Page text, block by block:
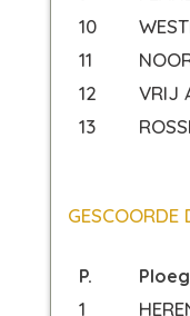
10
11
12
VRIJ
13
GESCOORDE
P. Ploeg
1